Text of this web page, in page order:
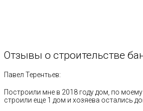
Отзывы о строительстве
Павел Терентьев:
Построили мне в 2018 году дом, по
строили еще 1 дом и хозяева остались